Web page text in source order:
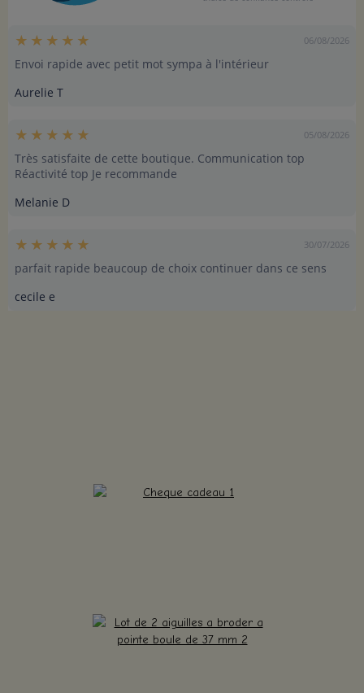
06/08/2026
Envoi rapide avec petit mot sympa à l'intérieur
Aurelie T
05/08/2026
Très satisfaite de cette boutique. Communication top
Réactivité top Je recommande
Melanie D
30/07/2026
parfait rapide beaucoup de choix continuer dans ce sens
cecile e